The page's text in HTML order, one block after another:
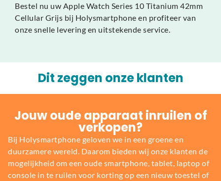
Bestel nu uw Apple Watch Series 10 Titanium 42mm
Cellular Grijs bij Holysmartphone en profiteer van
onze snelle levering en uitstekende service.
Dit zeggen onze klanten
Jouw oude apparaat inruilen of
verkopen?
Bij Holysmartphone geloven we in een groene en
duurzamere wereld. Daarom bieden wij onze klanten de
mogelijkheid om een oude smartphone, tablet, laptop of
console in te ruilen voor korting op een nieuw toestel of